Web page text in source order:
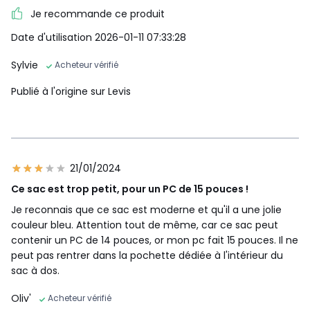
Je recommande ce produit
Date d'utilisation 2026-01-11 07:33:28
Sylvie
Acheteur vérifié
Publié à l'origine sur Levis
21/01/2024
Ce sac est trop petit, pour un PC de 15 pouces !
Je reconnais que ce sac est moderne et qu'il a une jolie
couleur bleu. Attention tout de même, car ce sac peut
contenir un PC de 14 pouces, or mon pc fait 15 pouces. Il ne
peut pas rentrer dans la pochette dédiée à l'intérieur du
sac à dos.
Oliv'
Acheteur vérifié